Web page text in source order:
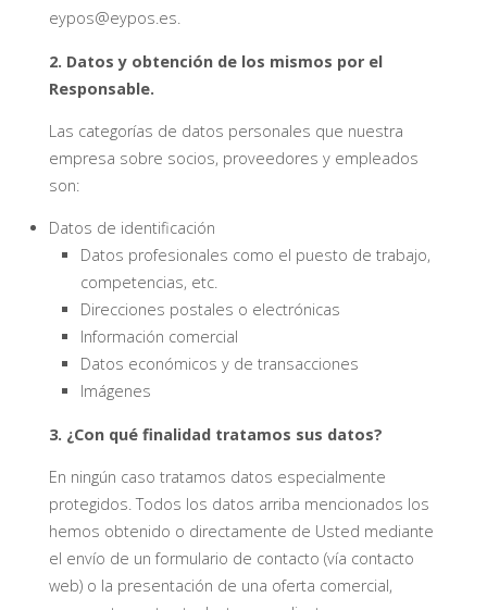
eypos@eypos.es.
2. Datos y obtención de los mismos por el
Responsable.
Las categorías de datos personales que nuestra
empresa sobre socios, proveedores y empleados
son:
Datos de identificación
Datos profesionales como el puesto de trabajo,
competencias, etc.
Direcciones postales o electrónicas
Información comercial
Datos económicos y de transacciones
Imágenes
3. ¿Con qué finalidad tratamos sus datos?
En ningún caso tratamos datos especialmente
protegidos. Todos los datos arriba mencionados los
hemos obtenido o directamente de Usted mediante
el envío de un formulario de contacto (vía contacto
web) o la presentación de una oferta comercial,